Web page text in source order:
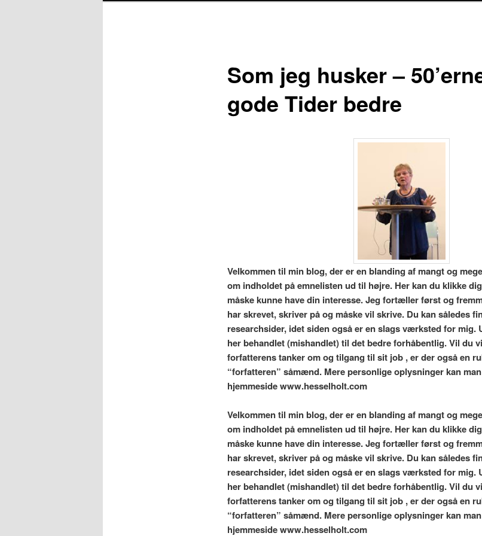
Som jeg husker –
gode Tider bedre
Velkommen til min blog,der er en blanding af mangt og
om indholdet på emnelisten ud til højre. Her kan du klikke
måske kunne have din interesse. Jeg fortæller først og
har skrevet, skriver på og måske vil skrive. Du kan således
researchsider, idet siden også er en slags værksted for
her behandlet (mishandlet) til det bedre forhåbentlig. Vil du
forfatterens tanker om og tilgang til sit job , er der også en
“forfatteren” såmænd. Mere personlige oplysninger kan
hjemmeside www.hesselholt.com
Velkommen til min blog,der er en blanding af mangt og
om indholdet på emnelisten ud til højre. Her kan du klikke
måske kunne have din interesse. Jeg fortæller først og
har skrevet, skriver på og måske vil skrive. Du kan således
researchsider, idet siden også er en slags værksted for
her behandlet (mishandlet) til det bedre forhåbentlig. Vil du
forfatterens tanker om og tilgang til sit job , er der også en
“forfatteren” såmænd. Mere personlige oplysninger kan
hjemmeside www.hesselholt.com